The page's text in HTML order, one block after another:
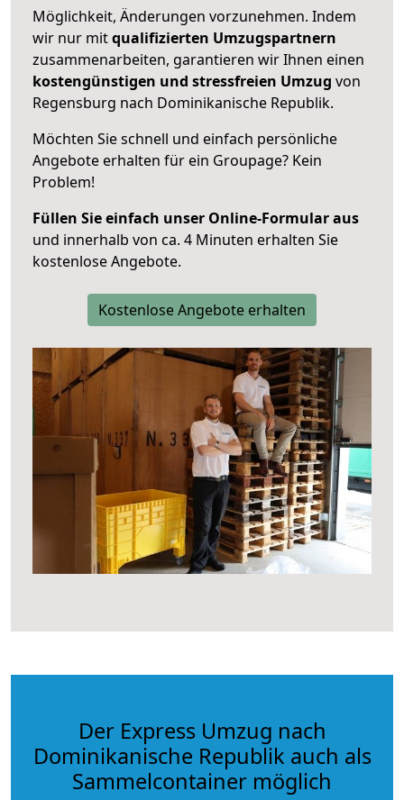
Möglichkeit, Änderungen vorzunehmen. Indem
wir nur mitqualifizierten Umzugspartnern
zusammenarbeiten, garantieren wir Ihnen einen
kostengünstigen und stressfreien Umzug von
Regensburg nach Dominikanische Republik.
Möchten Sie schnell und einfach persönliche
Angebote erhalten für ein Groupage? Kein
Problem!
Füllen Sie einfach unser Online-Formular aus
und innerhalb von ca. 4 Minuten erhalten Sie
kostenlose Angebote.
Kostenlose Angebote erhalten
Der Express Umzug nach
Dominikanische Republik auch als
Sammelcontainer möglich